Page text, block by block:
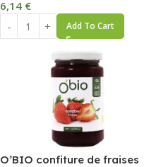
6,14 €
Add To Cart
O’BIO confiture de fraises